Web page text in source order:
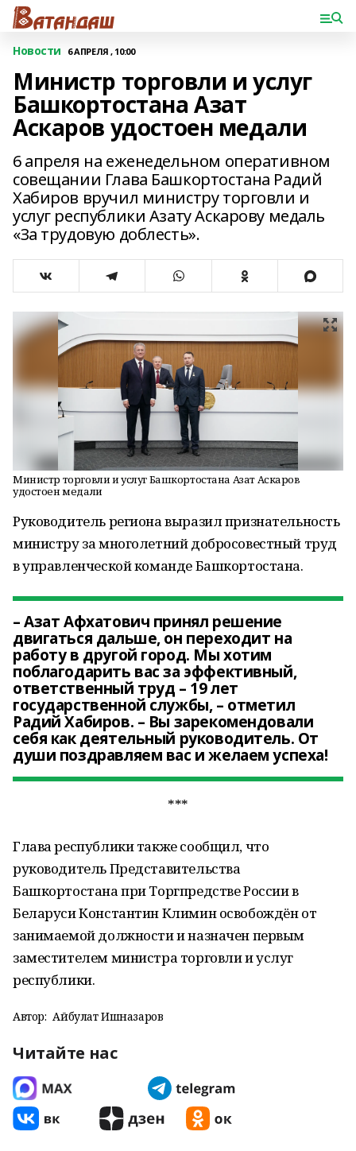
Новости 6 АПРЕЛЯ , 10:00
Министр торговли и услуг
Башкортостана Азат
Аскаров удостоен медали
6 апреля на еженедельном оперативном
совещании Глава Башкортостана Радий
Хабиров вручил министру торговли и
услуг республики Азату Аскарову медаль
«За трудовую доблесть».
Министр торговли и услуг Башкортостана Азат Аскаров
удостоен медали
Руководитель региона выразил признательность
министру за многолетний добросовестный труд
в управленческой команде Башкортостана.
– Азат Афхатович принял решение
двигаться дальше, он переходит на
работу в другой город. Мы хотим
поблагодарить вас за эффективный,
ответственный труд – 19 лет
государственной службы, – отметил
Радий Хабиров. – Вы зарекомендовали
себя как деятельный руководитель. От
души поздравляем вас и желаем успеха!
***
Глава республики также сообщил, что
руководитель Представительства
Башкортостана при Торгпредстве России в
Беларуси Константин Климин освобождён от
занимаемой должности и назначен первым
заместителем министра торговли и услуг
республики.
Автор: Айбулат Ишназаров
Читайте нас